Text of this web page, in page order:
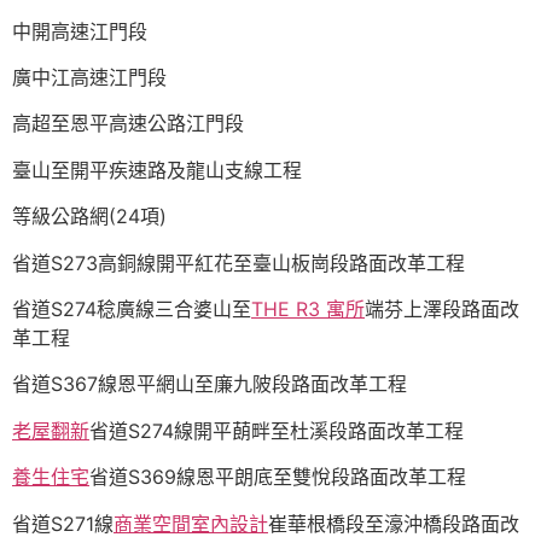
中開高速江門段
廣中江高速江門段
高超至恩平高速公路江門段
臺山至開平疾速路及龍山支線工程
等級公路網(24項)
省道S273高銅線開平紅花至臺山板崗段路面改革工程
省道S274稔廣線三合婆山至THE R3 寓所端芬上澤段路面改
革工程
省道S367線恩平網山至廉九陂段路面改革工程
老屋翻新省道S274線開平蓢畔至杜溪段路面改革工程
養生住宅省道S369線恩平朗底至雙悅段路面改革工程
省道S271線商業空間室內設計崔華根橋段至濠沖橋段路面改